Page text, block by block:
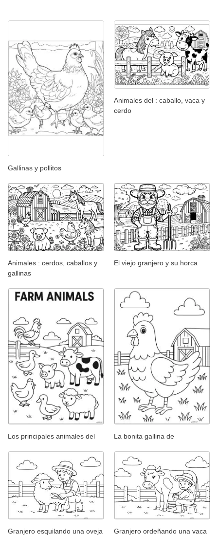
Gallinas y pollitos
Animales del : caballo, vaca y
cerdo
Animales : cerdos, caballos y
gallinas
El viejo granjero y su horca
Los principales animales del La bonita gallina de
Granjero esquilando una oveja Granjero ordeñando una vaca